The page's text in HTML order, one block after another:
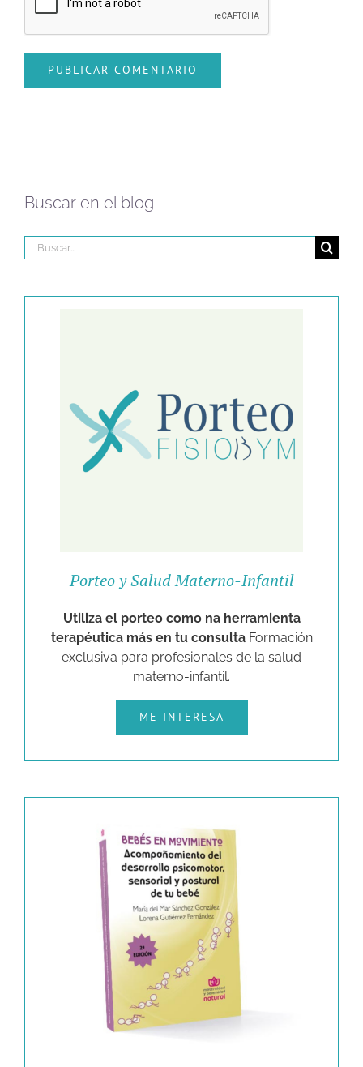
Buscar en el blog
Porteo y Salud Materno-Infantil
Utiliza el porteo como na herramienta
terapéutica más en tu consulta Formación
exclusiva para profesionales de la salud
materno-infantil.
ME INTERESA